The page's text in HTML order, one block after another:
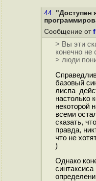
44. "Доступен
Сообщение от
> Вы эти
конечно
> люди
базовый
лиспа
настолько
некоторой
всеми
сказать,
правда,
что не
)
Однако